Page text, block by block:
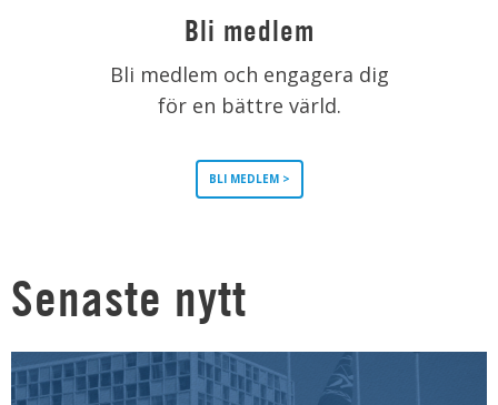
Bli medlem
Bli medlem och engagera dig
för en bättre värld.
BLI MEDLEM >
Senaste nytt